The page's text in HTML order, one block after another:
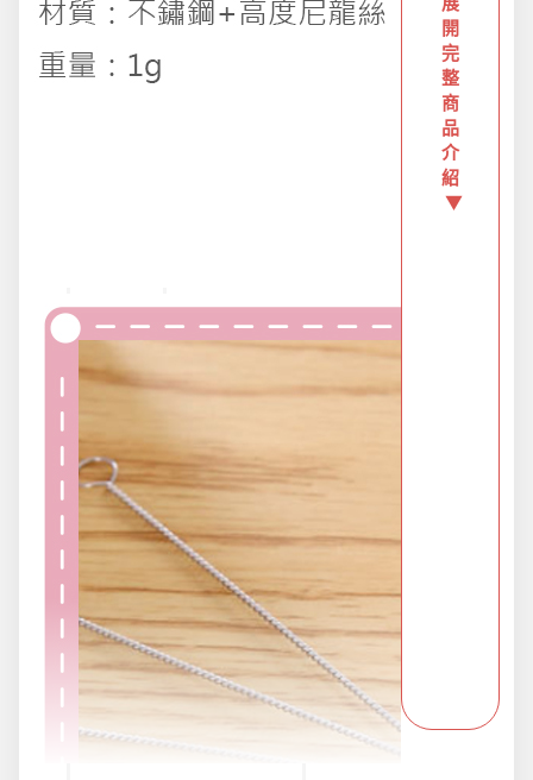
團購區-買越多省越多
年終大促專區
汽機車用品
派對用品
浪漫好禮
開
完
整
商
品
介
紹
▼